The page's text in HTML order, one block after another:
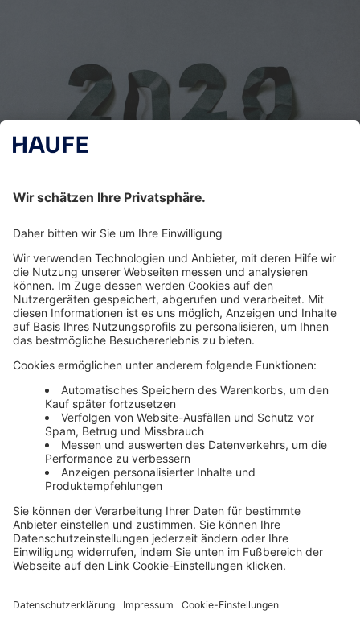
Ein überaus turbulentes Jahr 2020 geht zu Ende. Vielen wird es
noch lange in Erinnerung bleiben. Auch die
Steuerberaterbranche wurde kräftig durchgerüttelt. Taxulting
hat sich in der Praxis umgehört, welche Herausforderungen in
diesem Jahr besonders waren, wie sie gemeistert wurden und
welche Learnings man aus den Ereignissen ziehen kann.Mehr
zum Thema 'Kanzleimanagement'...